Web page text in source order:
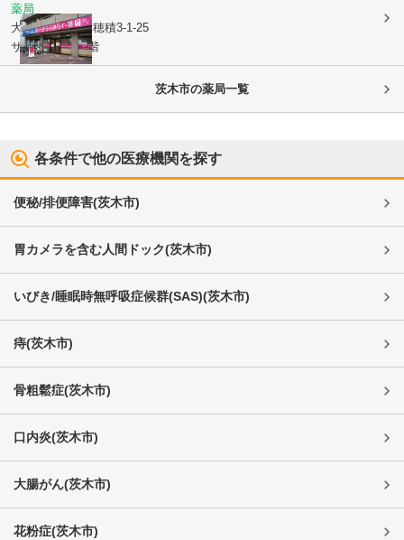
薬局
大阪府茨木市中穂積3-1-25
サンハイム東1階
茨木市の薬局一覧
各条件で他の医療機関を探す
便秘/排便障害(茨木市)
胃カメラを含む人間ドック(茨木市)
いびき/睡眠時無呼吸症候群(SAS)(茨木市)
痔(茨木市)
骨粗鬆症(茨木市)
口内炎(茨木市)
大腸がん(茨木市)
花粉症(茨木市)